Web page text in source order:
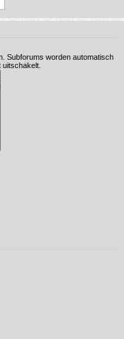
Subforums worden automatisch